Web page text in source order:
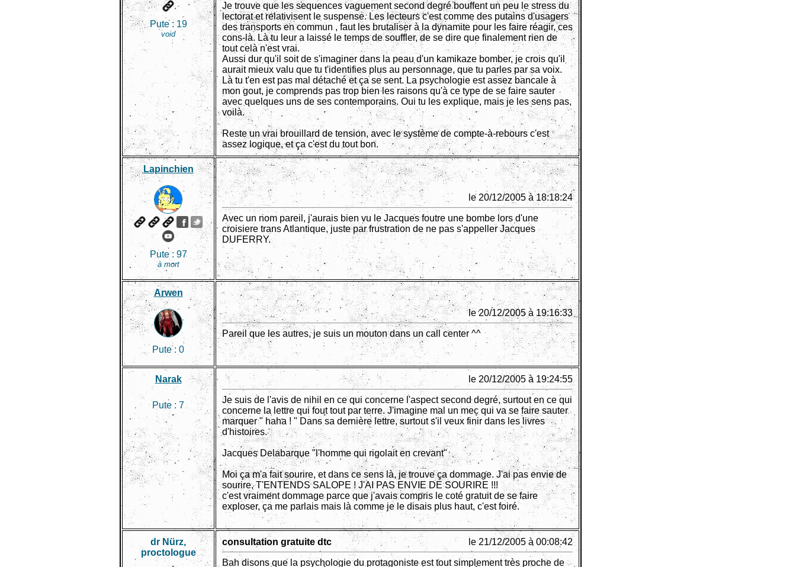
Pute : 19
void
Je trouve que les sequences vaguement second degré bouffent un peu le stress du
lectorat et relativisent le suspense. Les lecteurs c'est comme des putains d'usagers
des transports en commun , faut les brutaliser à la dynamite pour les faire réagir, ces
cons-là. Là tu leur a laissé le temps de souffler, de se dire que finalement rien de
tout celà n'est vrai.
Aussi dur qu'il soit de s'imaginer dans la peau d'un kamikaze bomber, je crois qu'il
aurait mieux valu que tu t'identifies plus au personnage, que tu parles par sa voix.
Là tu t'en est pas mal détaché et ça se sent. La psychologie est assez bancale à
mon gout, je comprends pas trop bien les raisons qu'à ce type de se faire sauter
avec quelques uns de ses contemporains. Oui tu les explique, mais je les sens pas,
voilà.
Reste un vrai brouillard de tension, avec le système de compte-à-rebours c'est
assez logique, et ça c'est du tout bon.
Lapinchien
Pute : 97
à mort
le 20/12/2005 à 18:18:24
Avec un nom pareil, j'aurais bien vu le Jacques foutre une bombe lors d'une
croisiere trans Atlantique, juste par frustration de ne pas s'appeller Jacques
DUFERRY.
Arwen
Pute : 0
le 20/12/2005 à 19:16:33
Pareil que les autres, je suis un mouton dans un call center ^^
Narak
Pute : 7
le 20/12/2005 à 19:24:55
Je suis de l'avis de nihil en ce qui concerne l'aspect second degré, surtout en ce qui
concerne la lettre qui fout tout par terre. J'imagine mal un mec qui va se faire sauter
marquer " haha ! " Dans sa dernière lettre, surtout s'il veux finir dans les livres
d'histoires.
Jacques Delabarque "l'homme qui rigolait en crevant"
Moi ça m'a fait sourire, et dans ce sens là, je trouve ça dommage. J'ai pas envie de
sourire, T'ENTENDS SALOPE ! J'AI PAS ENVIE DE SOURIRE !!!
c'est vraiment dommage parce que j'avais compris le coté gratuit de se faire
exploser, ça me parlais mais là comme je le disais plus haut, c'est foiré.
dr Nürz,
proctologue
consultation gratuite dtc le 21/12/2005 à 00:08:42
Bah disons que la psychologie du protagoniste est tout simplement très proche de